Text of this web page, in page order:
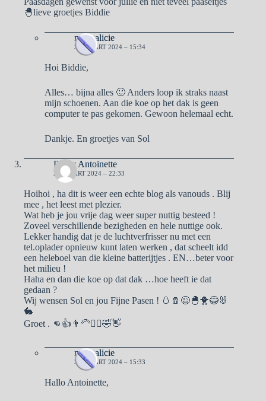
🐣lieve groetjes Biddie
naargalicie
31 MAART 2024 – 15:34
Hoi Biddie,
Alles… bijna alles 🙂 Anders loop ik straks naast
mijn schoenen. Aan die koe op het dak is geen
computer te pas gekomen. Gewoon helemaal echt.
Dankje. En groetjes van Sol
Ben y Antoinette
28 MAART 2024 – 22:33
Hoihoi , ha dit is weer een echte blog als vanouds . Blij
mee , het leest met plezier.
Wat heb je jou vrije dag weer super nuttig besteed !
Zoveel verschillende bezigheden en hele nuttige ook.
Lekker handig dat je de luchtverfrisser nu met een
tel.oplader opnieuw kunt laten werken , dat scheelt idd
een heleboel van die kleine batterijtjes . EN…beter voor
het milieu !
Haha en dan die koe op dat dak …hoe heeft ie dat
gedaan ?
Wij wensen Sol en jou Fijne Pasen ! 🥚🧂😉🐣🐥😂🐰
🐇
Groet . 👊👍👨‍🦳👱‍♀️🤣👋
naargalicie
31 MAART 2024 – 15:33
Hallo Antoinette,